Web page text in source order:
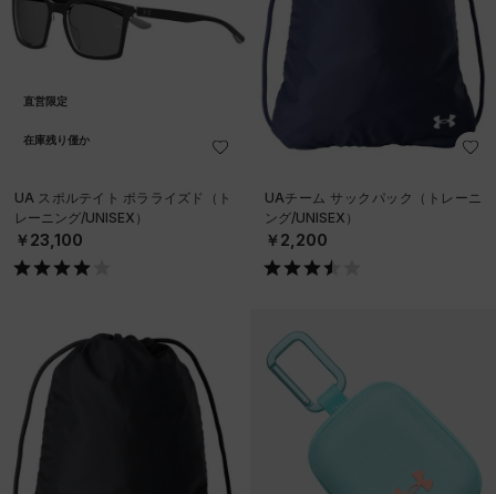
直営限定
在庫残り僅か
UA スポルテイト ポラライズド（ト
レーニング/UNISEX）
￥23,100
UAチーム サックパック（トレーニ
ング/UNISEX）
￥2,200